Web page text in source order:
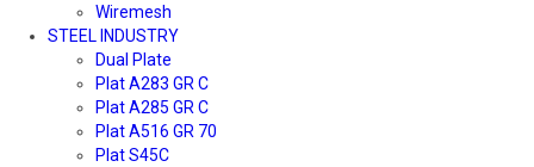
Wiremesh
STEEL INDUSTRY
Dual Plate
Plat A283 GR C
Plat A285 GR C
Plat A516 GR 70
Plat S45C